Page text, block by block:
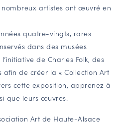
« ACTEURS »
de la Région Grand Est
nombreux artistes ont œuvré en
quatre-vingts, rares
dans des musées
de Charles Folk, des
afin de créer la « Collection Art
cette exposition, apprenez à
que leurs œuvres.
Art de Haute-Alsace